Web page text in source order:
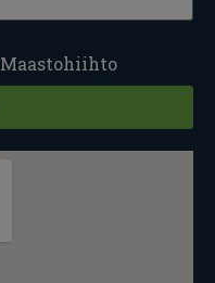
Maastohiihto